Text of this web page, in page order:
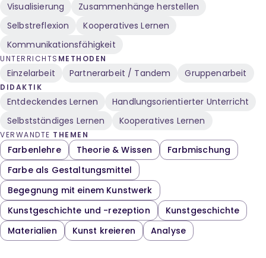
Visualisierung
Zusammenhänge herstellen
Selbstreflexion
Kooperatives Lernen
Kommunikationsfähigkeit
UNTERRICHTS METHODEN
Einzelarbeit Partnerarbeit / Tandem Gruppenarbeit
DIDAKTIK
Entdeckendes Lernen
Handlungsorientierter Unterricht
Selbstständiges Lernen
Kooperatives Lernen
VERWANDTE THEMEN
Farbenlehre Theorie & Wissen
Farbmischung
Farbe als Gestaltungsmittel
Begegnung mit einem Kunstwerk
Kunstgeschichte und -rezeption
Kunstgeschichte
Materialien
Kunst kreieren Analyse